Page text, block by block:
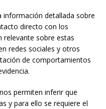
información detallada sobre
directo con los
relevante sobre estas
redes sociales y otros
de comportamientos
permiten inferir que
y para ello se requiere el